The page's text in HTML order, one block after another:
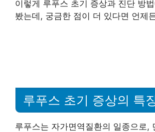
이렇게 루푸스 초기 증상과 진단 방
봤는데, 궁금한 점이 더 있다면 언제
루푸스 초기 증상의 특
루푸스는 자가면역질환의 일종으로,